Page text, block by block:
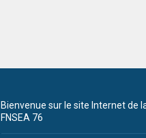
Bienvenue sur le site Internet de
FNSEA 76